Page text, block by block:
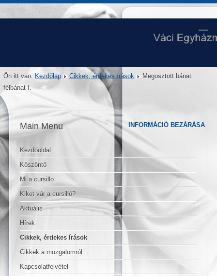
Ön itt van: Kezdőlap Cikkek, érdekes írások
Megosztott bánat
félbánat I.
Main Menu
Kezdőoldal
Köszöntő
Mi a cursillo
Kiket vár a cursilló?
Aktuális
Hírek
Cikkek, érdekes írások
Cikkek a mozgalomról
Kapcsolatfelvétel
INFORMÁCIÓ BEZÁRÁSA